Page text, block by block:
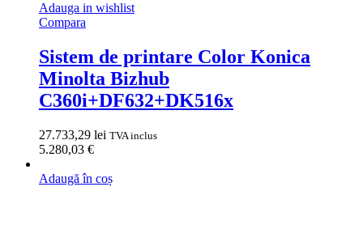
Adauga in wishlist
Compara
Sistem de printare Color Konica
Minolta Bizhub
C360i+DF632+DK516x
27.733,29 lei TVA inclus
5.280,03 €
Adaugă în coș